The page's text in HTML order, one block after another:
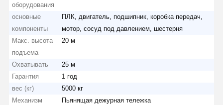
оборудования
основные
компоненты
ПЛК, двигатель, подшипник, коробка передач,
мотор, сосуд под давлением, шестерня
Макс. высота
подъема
20 м
Охватывать
25 м
Гарантия
1 год
вес (кг)
5000 кг
Механизм
Пьянящая дежурная тележка